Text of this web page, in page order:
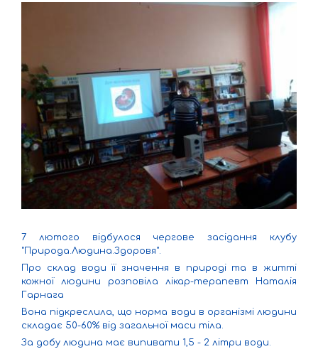
7 лютого відбулося чергове засідання клубу
"Природа.Людина.Здоровя".
Про склад води її значення в природі та в житті
кожної людини розповіла лікар-терапевт Наталія
Гарнага
Вона підкреслила, що норма води в організмі людини
складає 50-60% від загальної маси тіла.
За добу людина має випивати 1,5 - 2 літри води.